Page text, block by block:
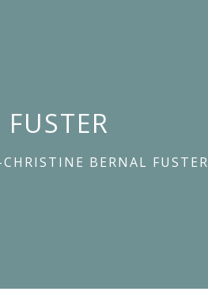
BERNAL FUSTER